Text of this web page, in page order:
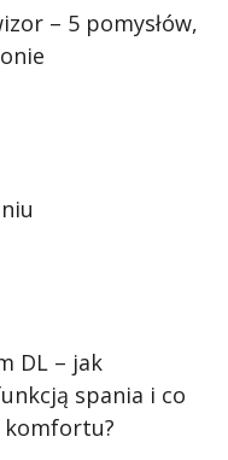
– 5 pomysłów,
DL – jak
spania i co
komfortu?